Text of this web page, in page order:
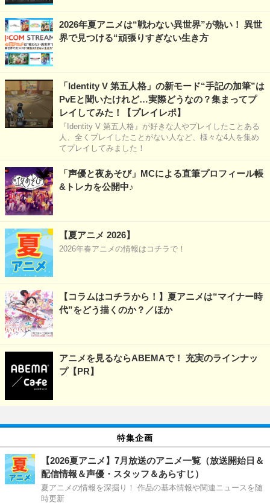
2026年夏アニメは“戦わない異世界”が熱い！ 異世
界で見つける“頑張りすぎない生き方
「Identity V 第五人格」の新モード“手記の加筆”は
PvEと聞いたけれど…実際どうなの？集まってプ
レイしてみた！【プレイレポ】
『Identity V 第五人格』が好きな人やプレイしたことある
人、全くプレイしたことがない人など、様々な4人を集め
てプレイしてみました！
「声優と夜あそび」MCによる直筆プロフィール帳
&トレカを公開中♪
【夏アニメ 2026】
2026年春アニメの情報はコチラで！
【コラムはコチラから！】夏アニメは“マイナー時
代”をどう描くのか？／ほか
アニメを見るならABEMAで！ 充実のラインナッ
プ【PR】
特集企画
【2026夏アニメ】7月放送のアニメ一覧（放送開始日＆
配信情報＆声優・スタッフ＆あらすじ）
夏アニメの情報を深掘り！ 作品の基本情報や関連ニュースを随
時更新